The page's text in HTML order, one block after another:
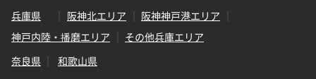
兵庫県
阪神北エリア
阪神神戸港エリア
神戸内陸・播磨エリア
その他兵庫エリア
奈良県
和歌山県